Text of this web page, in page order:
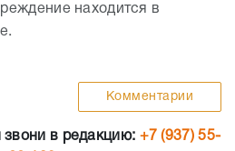
находится в
Комментарии
звони в редакцию: +7 (937) 55-